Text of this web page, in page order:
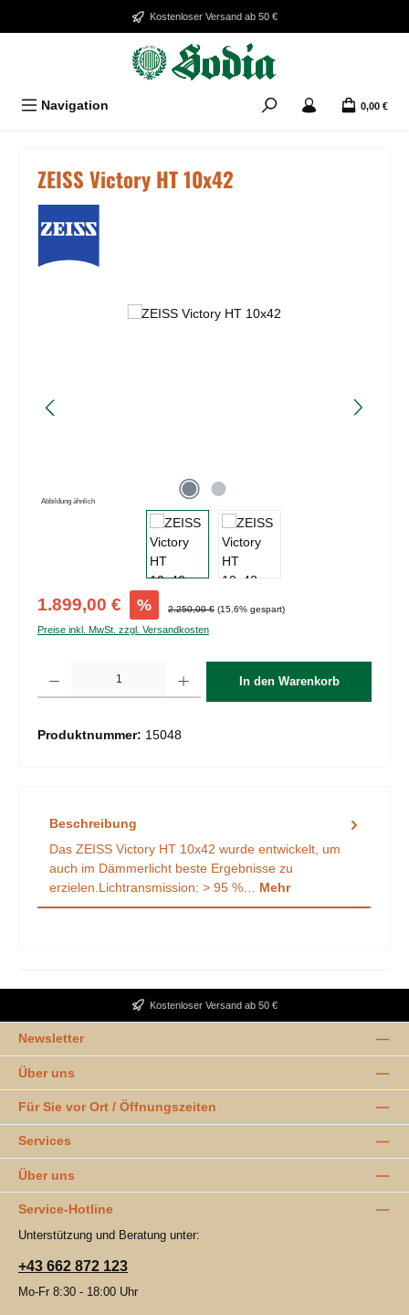
Zum Hauptinhalt springenKostenloser Versand ab 50 €
Navigation 0,00 €
ZEISS Victory HT 10x42
Bildergalerie überspringen
Abbildung ähnlich
Verkaufspreis:
1.899,00 € % Regulärer Preis:
2.250,00 € (15.6% gespart)
Preise inkl. MwSt. zzgl. Versandkosten
In den Warenkorb
Produktnummer: 15048
Beschreibung
Das ZEISS Victory HT 10x42 wurde entwickelt, um
auch im Dämmerlicht beste Ergebnisse zu
erzielen.Lichtransmission: > 95 %… Mehr
Kostenloser Versand ab 50 €
Newsletter
Über uns
Für Sie vor Ort / Öffnungszeiten
Services
Über uns
Service-Hotline
Unterstützung und Beratung unter:
+43 662 872 123
Mo-Fr 8:30 - 18:00 Uhr